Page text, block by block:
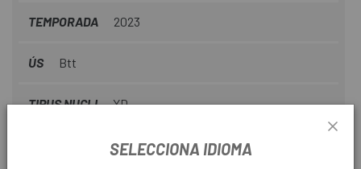
TEMPORADA 2023
ÚS Btt
TIPUS NUCLI XD
SELECCIONA IDIOMA